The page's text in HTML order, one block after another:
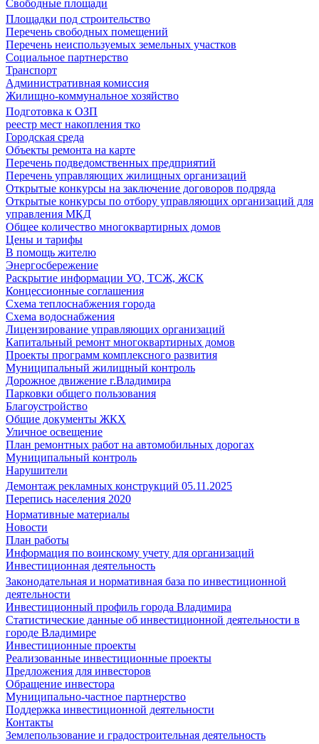
Свободные площади
Площадки под строительство
Перечень свободных помещений
Перечень неиспользуемых земельных участков
Социальное партнерство
Транспорт
Административная комиссия
Жилищно-коммунальное хозяйство
Подготовка к ОЗП
реестр мест накопления тко
Городская среда
Объекты ремонта на карте
Перечень подведомственных предприятий
Перечень управляющих жилищных организаций
Открытые конкурсы на заключение договоров подряда
Открытые конкурсы по отбору управляющих организаций для
управления МКД
Общее количество многоквартирных домов
Цены и тарифы
В помощь жителю
Энергосбережение
Раскрытие информации УО, ТСЖ, ЖСК
Концессионные соглашения
Схема теплоснабжения города
Схема водоснабжения
Лицензирование управляющих организаций
Капитальный ремонт многоквартирных домов
Проекты программ комплексного развития
Муниципальный жилищный контроль
Дорожное движение г.Владимира
Парковки общего пользования
Благоустройство
Общие документы ЖКХ
Уличное освещение
План ремонтных работ на автомобильных дорогах
Муниципальный контроль
Нарушители
Демонтаж рекламных конструкций 05.11.2025
Перепись населения 2020
Нормативные материалы
Новости
План работы
Информация по воинскому учету для организаций
Инвестиционная деятельность
Законодательная и нормативная база по инвестиционной
деятельности
Инвестиционный профиль города Владимира
Статистические данные об инвестиционной деятельности в
городе Владимире
Инвестиционные проекты
Реализованные инвестиционные проекты
Предложения для инвесторов
Обращение инвестора
Муниципально-частное партнерство
Поддержка инвестиционной деятельности
Контакты
Землепользование и градостроительная деятельность